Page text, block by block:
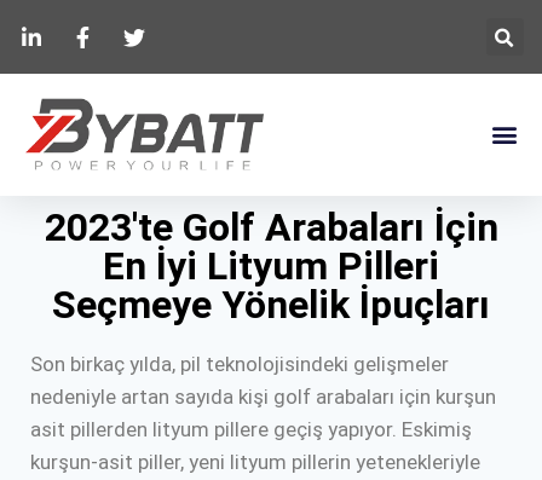
2023'te Golf Arabaları İçin
En İyi Lityum Pilleri
Seçmeye Yönelik İpuçları
Son birkaç yılda, pil teknolojisindeki gelişmeler
nedeniyle artan sayıda kişi golf arabaları için kurşun
asit pillerden lityum pillere geçiş yapıyor. Eskimiş
kurşun-asit piller, yeni lityum pillerin yetenekleriyle